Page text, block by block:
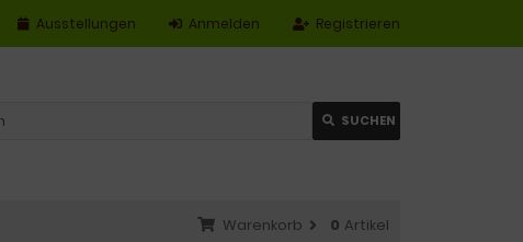
Registrieren
Anmelden
Ausstellungen
SUCHEN
Warenkorb 0 Artikel